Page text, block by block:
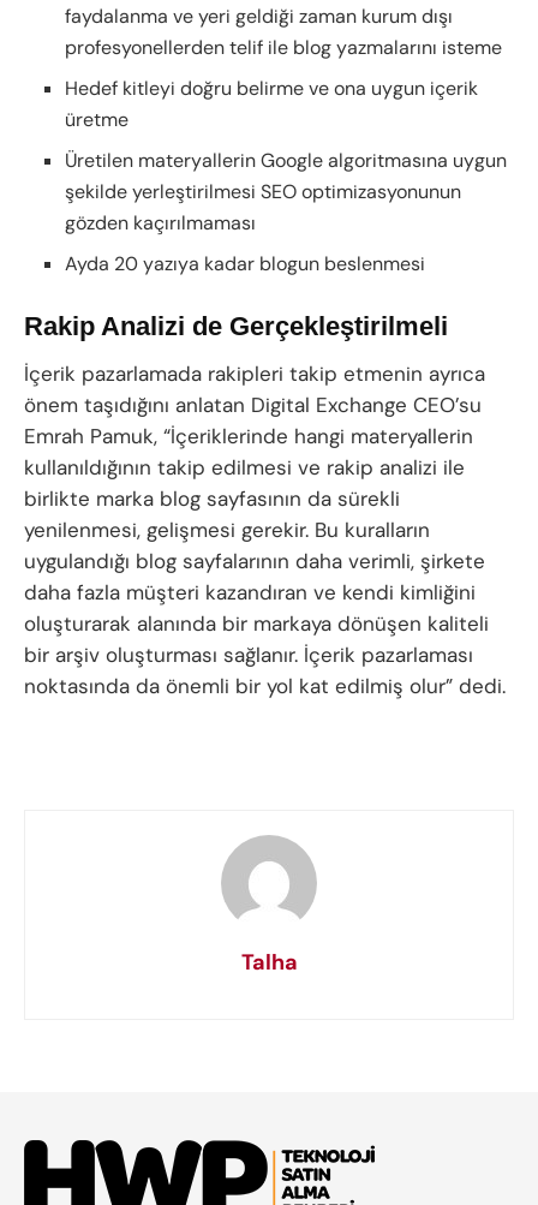
faydalanma ve yeri geldiği zaman kurum dışı
profesyonellerden telif ile blog yazmalarını isteme
Hedef kitleyi doğru belirme ve ona uygun içerik
üretme
Üretilen materyallerin Google algoritmasına uygun
şekilde yerleştirilmesi SEO optimizasyonunun
gözden kaçırılmaması
Ayda 20 yazıya kadar blogun beslenmesi
Rakip Analizi de Gerçekleştirilmeli
İçerik pazarlamada rakipleri takip etmenin ayrıca
önem taşıdığını anlatan Digital Exchange CEO’su
Emrah Pamuk, “İçeriklerinde hangi materyallerin
kullanıldığının takip edilmesi ve rakip analizi ile
birlikte marka blog sayfasının da sürekli
yenilenmesi, gelişmesi gerekir. Bu kuralların
uygulandığı blog sayfalarının daha verimli, şirkete
daha fazla müşteri kazandıran ve kendi kimliğini
oluşturarak alanında bir markaya dönüşen kaliteli
bir arşiv oluşturması sağlanır. İçerik pazarlaması
noktasında da önemli bir yol kat edilmiş olur” dedi.
Talha